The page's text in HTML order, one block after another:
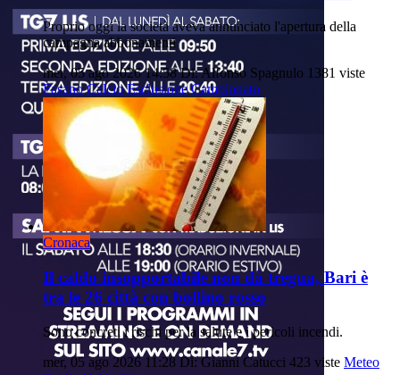
Proprio oggi la società aveva annunciato l'apertura della
campagna abbonamenti
mer, 05 ago 2026 14:58 Di: Alfonso Spagnulo 1381 viste
Fasano Calcio Esclusione Campionato
Cronaca
Il caldo insopportabile non dà tregua, Bari è
tra le 26 città con bollino rosso
Sono concreti i rischi per la salute e i pericoli incendi.
mer, 05 ago 2026 11:28 Di: Gianni Catucci 423 viste Meteo